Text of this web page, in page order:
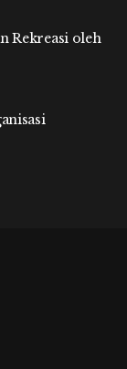
Rekreasi oleh